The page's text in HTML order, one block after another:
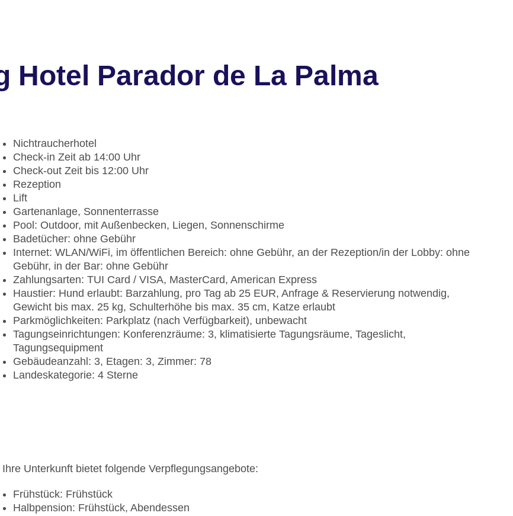
Hotel Parador de La Palma
Nichtraucherhotel
Check-in Zeit ab 14:00 Uhr
Check-out Zeit bis 12:00 Uhr
Rezeption
Lift
Gartenanlage, Sonnenterrasse
Pool: Outdoor, mit Außenbecken, Liegen, Sonnenschirme
Badetücher: ohne Gebühr
Internet: WLAN/WiFi, im öffentlichen Bereich: ohne Gebühr, an der Rezeption/in der Lobby: ohne
Gebühr, in der Bar: ohne Gebühr
Zahlungsarten: TUI Card / VISA, MasterCard, American Express
Haustier: Hund erlaubt: Barzahlung, pro Tag ab 25 EUR, Anfrage & Reservierung notwendig,
Gewicht bis max. 25 kg, Schulterhöhe bis max. 35 cm, Katze erlaubt
Parkmöglichkeiten: Parkplatz (nach Verfügbarkeit), unbewacht
Tagungseinrichtungen: Konferenzräume: 3, klimatisierte Tagungsräume, Tageslicht,
Tagungsequipment
Gebäudeanzahl: 3, Etagen: 3, Zimmer: 78
Landeskategorie: 4 Sterne
Ihre Unterkunft bietet folgende Verpflegungsangebote:
Frühstück: Frühstück
Halbpension: Frühstück, Abendessen